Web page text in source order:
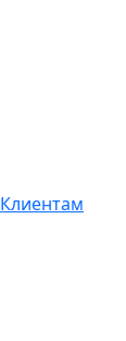
Клиентам